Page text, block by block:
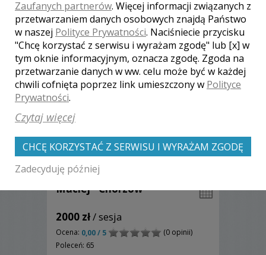
Zapraszam! Zobacz więcej
Maciej - Chorzów
2000 zł/ sesja
Ocena: 0,00 / 5
(0 opinii)
Poleceń: 65
Zaufanych partnerów. Więcej informacji związanych z
przetwarzaniem danych osobowych znajdą Państwo
w naszej Polityce Prywatności. Naciśniecie przycisku
"Chcę korzystać z serwisu i wyrażam zgodę" lub [x] w
tym oknie informacyjnym, oznacza zgodę. Zgoda na
przetwarzanie danych w ww. celu może być w każdej
chwili cofnięta poprzez link umieszczony w Polityce
Prywatności.
Czytaj więcej
CHCĘ KORZYSTAĆ Z SERWISU I WYRAŻAM ZGODĘ
Zadecyduję później